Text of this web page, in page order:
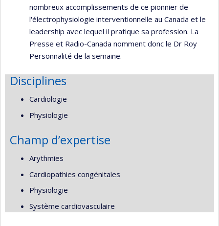
nombreux accomplissements de ce pionnier de
l'électrophysiologie interventionnelle au Canada et le
leadership avec lequel il pratique sa profession. La
Presse et Radio-Canada nomment donc le Dr Roy
Personnalité de la semaine.
Disciplines
Cardiologie
Physiologie
Champ d’expertise
Arythmies
Cardiopathies congénitales
Physiologie
Système cardiovasculaire